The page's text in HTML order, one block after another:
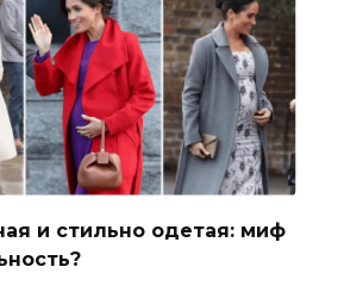
и стильно одетая: миф